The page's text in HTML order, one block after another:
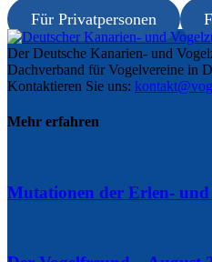
Für Privatpersonen
Der Deutsche Kanarien- und
Dachverband für Vogelvereine in
Kontaktieren Sie uns:
Mehr erfahren
Mutationen der Erlen- und